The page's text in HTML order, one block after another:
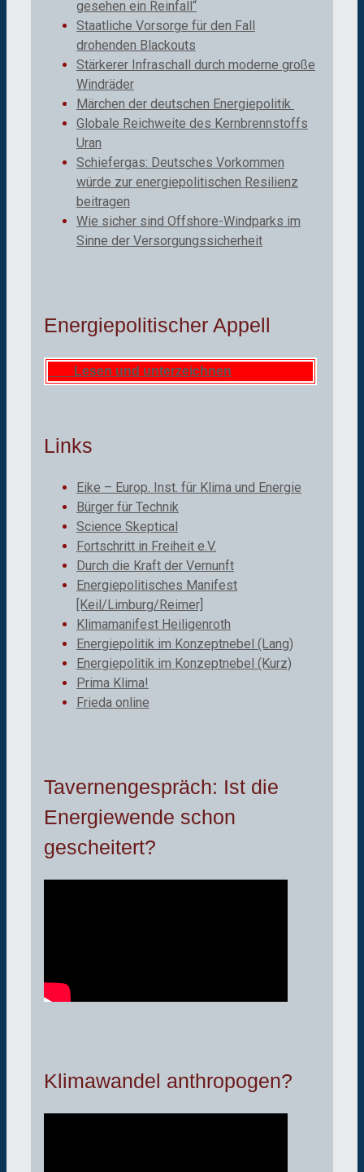
gesehen ein Reinfall“
Staatliche Vorsorge für den Fall
drohenden Blackouts
Stärkerer Infraschall durch moderne große
Windräder
Märchen der deutschen Energiepolitik
Globale Reichweite des Kernbrennstoffs
Uran
Schiefergas: Deutsches Vorkommen
würde zur energiepolitischen Resilienz
beitragen
Wie sicher sind Offshore-Windparks im
Sinne der Versorgungssicherheit
Energiepolitischer Appell
Lesen und unterzeichnen
Links
Eike – Europ. Inst. für Klima und Energie
Bürger für Technik
Science Skeptical
Fortschritt in Freiheit e.V.
Durch die Kraft der Vernunft
Energiepolitisches Manifest
[Keil/Limburg/Reimer]
Klimamanifest Heiligenroth
Energiepolitik im Konzeptnebel (Lang)
Energiepolitik im Konzeptnebel (Kurz)
Prima Klima!
Frieda online
Tavernengespräch: Ist die
Energiewende schon
gescheitert?
Klimawandel anthropogen?